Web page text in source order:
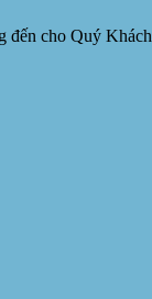
đến cho Quý